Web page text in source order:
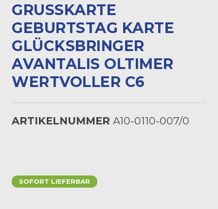
GRUSSKARTE G
EBURTSTAG KARTE G
LÜCKSBRINGER A
VANTALIS OLTIMER W
ERTVOLLER C6
ARTIKELNUMMER A10-0110-007/0
SOFORT LIEFERBAR